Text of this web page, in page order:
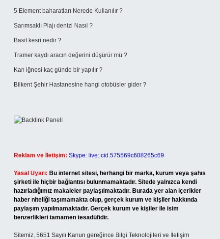
5 Element baharatları Nerede Kullanılır ?
Sarımsaklı Plajı denizi Nasıl ?
Basit kesri nedir ?
Tramer kaydı aracın değerini düşürür mü ?
Kan iğnesi kaç günde bir yapılır ?
Bilkent Şehir Hastanesine hangi otobüsler gider ?
Reklam ve İletişim: Skype: live:.cid.575569c608265c69
Yasal Uyarı: Bu internet sitesi, herhangi bir marka, kurum veya şahıs
şirketi ile hiçbir bağlantısı bulunmamaktadır. Sitede yalnızca kendi
hazırladığımız makaleler paylaşılmaktadır. Burada yer alan içerikler
haber niteliği taşımamakta olup, gerçek kurum ve kişiler hakkında
paylaşım yapılmamaktadır. Gerçek kurum ve kişiler ile isim
benzerlikleri tamamen tesadüfidir.
Sitemiz, 5651 Sayılı Kanun gereğince Bilgi Teknolojileri ve İletişim